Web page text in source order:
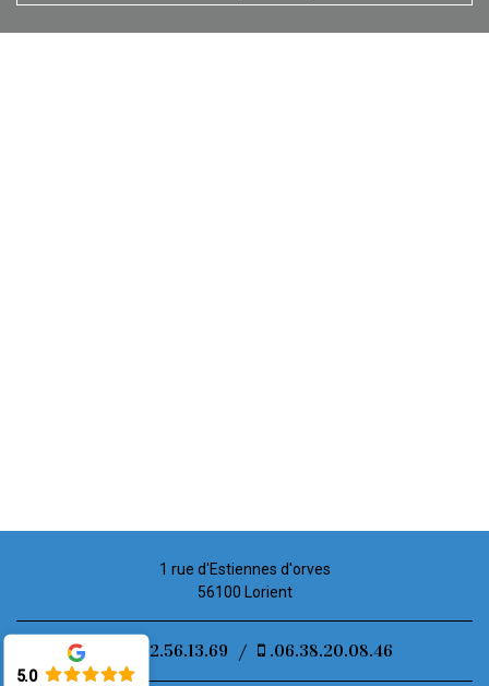
1 rue d'Estiennes d'orves
56100 Lorient
02.52.56.13.69 / .06.38.20.08.46
5.0